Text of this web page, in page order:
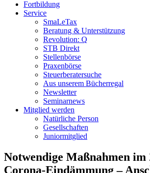
Fortbildung
Service
SmaLeTax
Beratung & Unterstützung
Revolution: Q
STB Direkt
Stellenbörse
Praxenbörse
Steuerberatersuche
Aus unserem Bücherregal
Newsletter
Seminarnews
Mitglied werden
Natürliche Person
Gesellschaften
Juniormitglied
Notwendige Maßnahmen im
Corona-Eindämmung –